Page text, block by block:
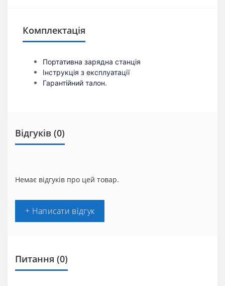
Комплектація
Портативна зарядна станція
Інструкція з експлуатації
Гарантійний талон.
Відгуків (0)
Немає відгуків про цей товар.
+ Написати відгук
Питання (0)